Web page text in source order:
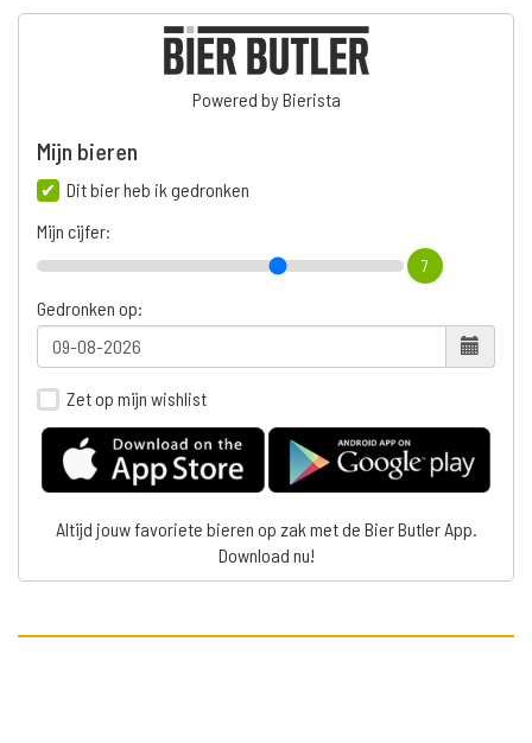
Powered by Bierista
Mijn bieren
Dit bier heb ik gedronken
Mijn cijfer:
7
Gedronken op:
Zet op mijn wishlist
Altijd jouw favoriete bieren op zak met de Bier Butler App.
Download nu!